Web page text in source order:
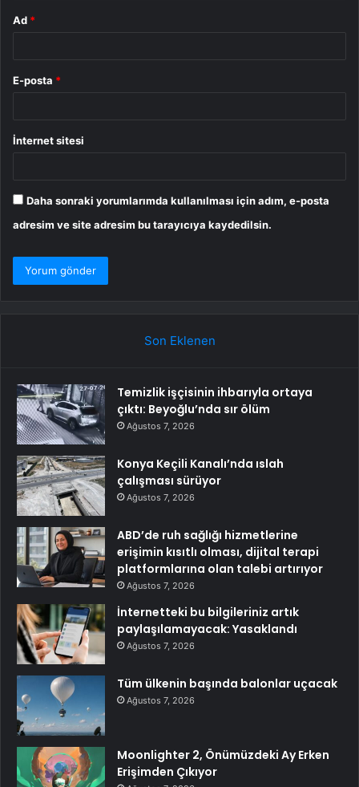
Ad *
E-posta *
İnternet sitesi
Daha sonraki yorumlarımda kullanılması için adım, e-posta
adresim ve site adresim bu tarayıcıya kaydedilsin.
Son Eklenen
Temizlik işçisinin ihbarıyla ortaya
çıktı: Beyoğlu’nda sır ölüm
Ağustos 7, 2026
Konya Keçili Kanalı’nda ıslah
çalışması sürüyor
Ağustos 7, 2026
ABD’de ruh sağlığı hizmetlerine
erişimin kısıtlı olması, dijital terapi
platformlarına olan talebi artırıyor
Ağustos 7, 2026
İnternetteki bu bilgileriniz artık
paylaşılamayacak: Yasaklandı
Ağustos 7, 2026
Tüm ülkenin başında balonlar uçacak
Ağustos 7, 2026
Moonlighter 2, Önümüzdeki Ay Erken
Erişimden Çıkıyor